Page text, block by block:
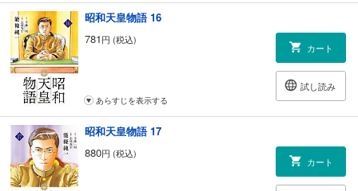
昭和天皇物語 16
781円 (税込)
カート
試し読み
あらすじを表示する
昭和天皇物語 17
880円 (税込)
カート